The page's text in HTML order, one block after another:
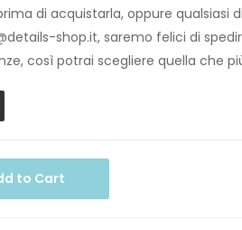
di acquistarla, oppure qualsiasi
shop.it, saremo felici di
così potrai scegliere quella che
to Cart